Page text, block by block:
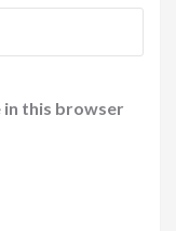
in this browser